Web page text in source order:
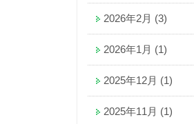
2026年2月 (3)
2026年1月 (1)
2025年12月 (1)
2025年11月 (1)